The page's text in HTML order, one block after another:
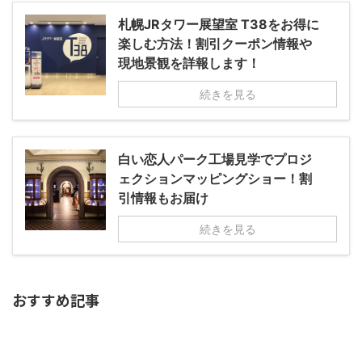
札幌JRタワー展望室 T38をお得に
楽しむ方法！割引クーポン情報や
現地景観を詳報します！
続きを見る
白い恋人パーク工場見学でプロジ
ェクションマッピングショー！割
引情報もお届け
続きを見る
おすすめ記事